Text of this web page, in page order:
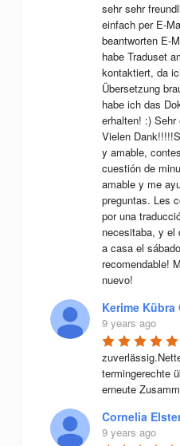
sehr sehr
einfach per E-
beantworten E-
habe Traduset
kontaktiert, da
Übersetzung
habe ich das
erhalten! :) Sehr
Vielen
y amable,
cuestión de
amable y me
preguntas. Les
por una
necesitaba, y el
a casa el
recomendable!
nuevo!
Kerime Kübra
9 years ago
termingerechte
erneute
Cornelia
9 years ago